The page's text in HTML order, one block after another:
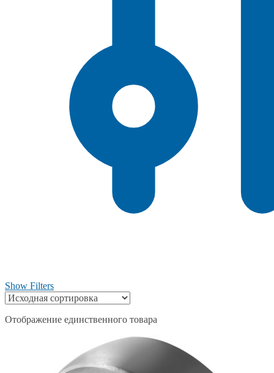
Show Filters
Отображение единственного товара